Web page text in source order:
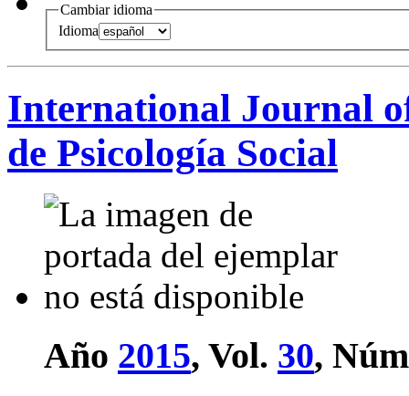
Cambiar idioma
Idioma
International Journal
de Psicología Social
Año 2015, Vol. 30,